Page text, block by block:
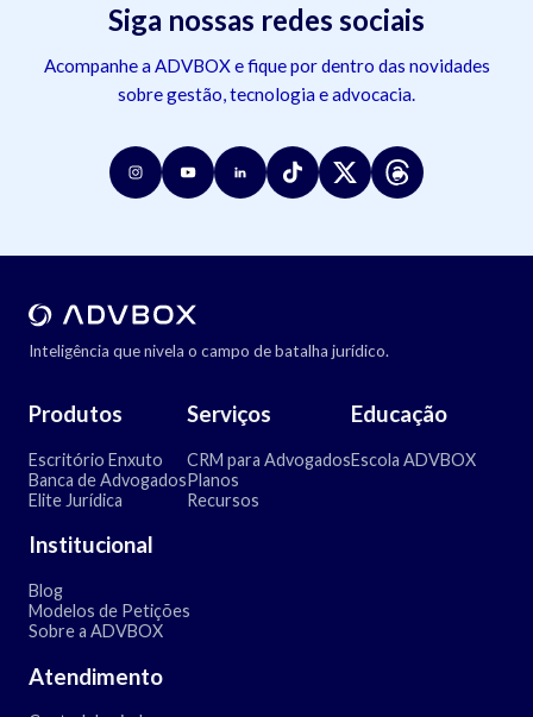
Siga nossas redes sociais
Acompanhe a ADVBOX e fique por dentro das novidades
sobre gestão, tecnologia e advocacia.
Inteligência que nivela o campo de batalha jurídico.
Produtos
Escritório Enxuto
Banca de Advogados
Elite Jurídica
Serviços
CRM para Advogados
Planos
Recursos
Educação
Escola ADVBOX
Institucional
Blog
Modelos de Petições
Sobre a ADVBOX
Atendimento